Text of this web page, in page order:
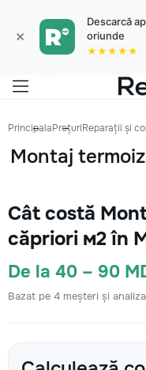
×
Descarcă
oriunde
★★★★★
PrincipalaPrețuriReparații și
Montaj
Cât costă
căpriori м2 în
De la 40 – 90
Bazat pe 4 meșteri și